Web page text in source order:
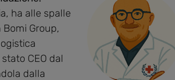
ha alle spalle
Group,
CEO dal
dalla